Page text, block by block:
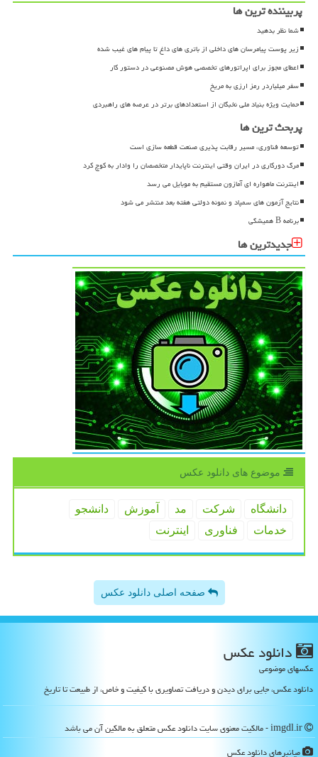
پربیننده ترین ها
شما نظر بدهید
زیر پوست پیامرسان های داخلی از باتری های داغ تا پیام های غیب شده
اعطای مجوز برای اپراتورهای تخصصی هوش مصنوعی در دستور کار
سفر میلیاردر رمز ارزی به مریخ
حمایت ویژه بنیاد ملی نخبگان از استعدادهای برتر در عرصه های راهبردی
پربحث ترین ها
توسعه فناوری، مسیر رقابت پذیری صنعت قطعه سازی است
مرگ دورکاری در ایران وقتی اینترنت ناپایدار متخصصان را وادار به کوچ کرد
اینترنت ماهواره ای آمازون مستقیم به موبایل می رسد
نتایج آزمون های سمپاد و نمونه دولتی هفته بعد منتشر می شود
برنامه B همیشگی
جدیدترین ها
موضوع های دانلود عكس
دانشگاه شركت مد آموزش
دانشجو
خدمات
فناوری اینترنت
صفحه اصلی دانلود عکس
دانلود عكس
عکسهای موضوعی
دانلود عکس، جایی برای دیدن و دریافت تصاویری با کیفیت و خاص، از طبیعت تا تاریخ
میانبرهای دانلود عكس